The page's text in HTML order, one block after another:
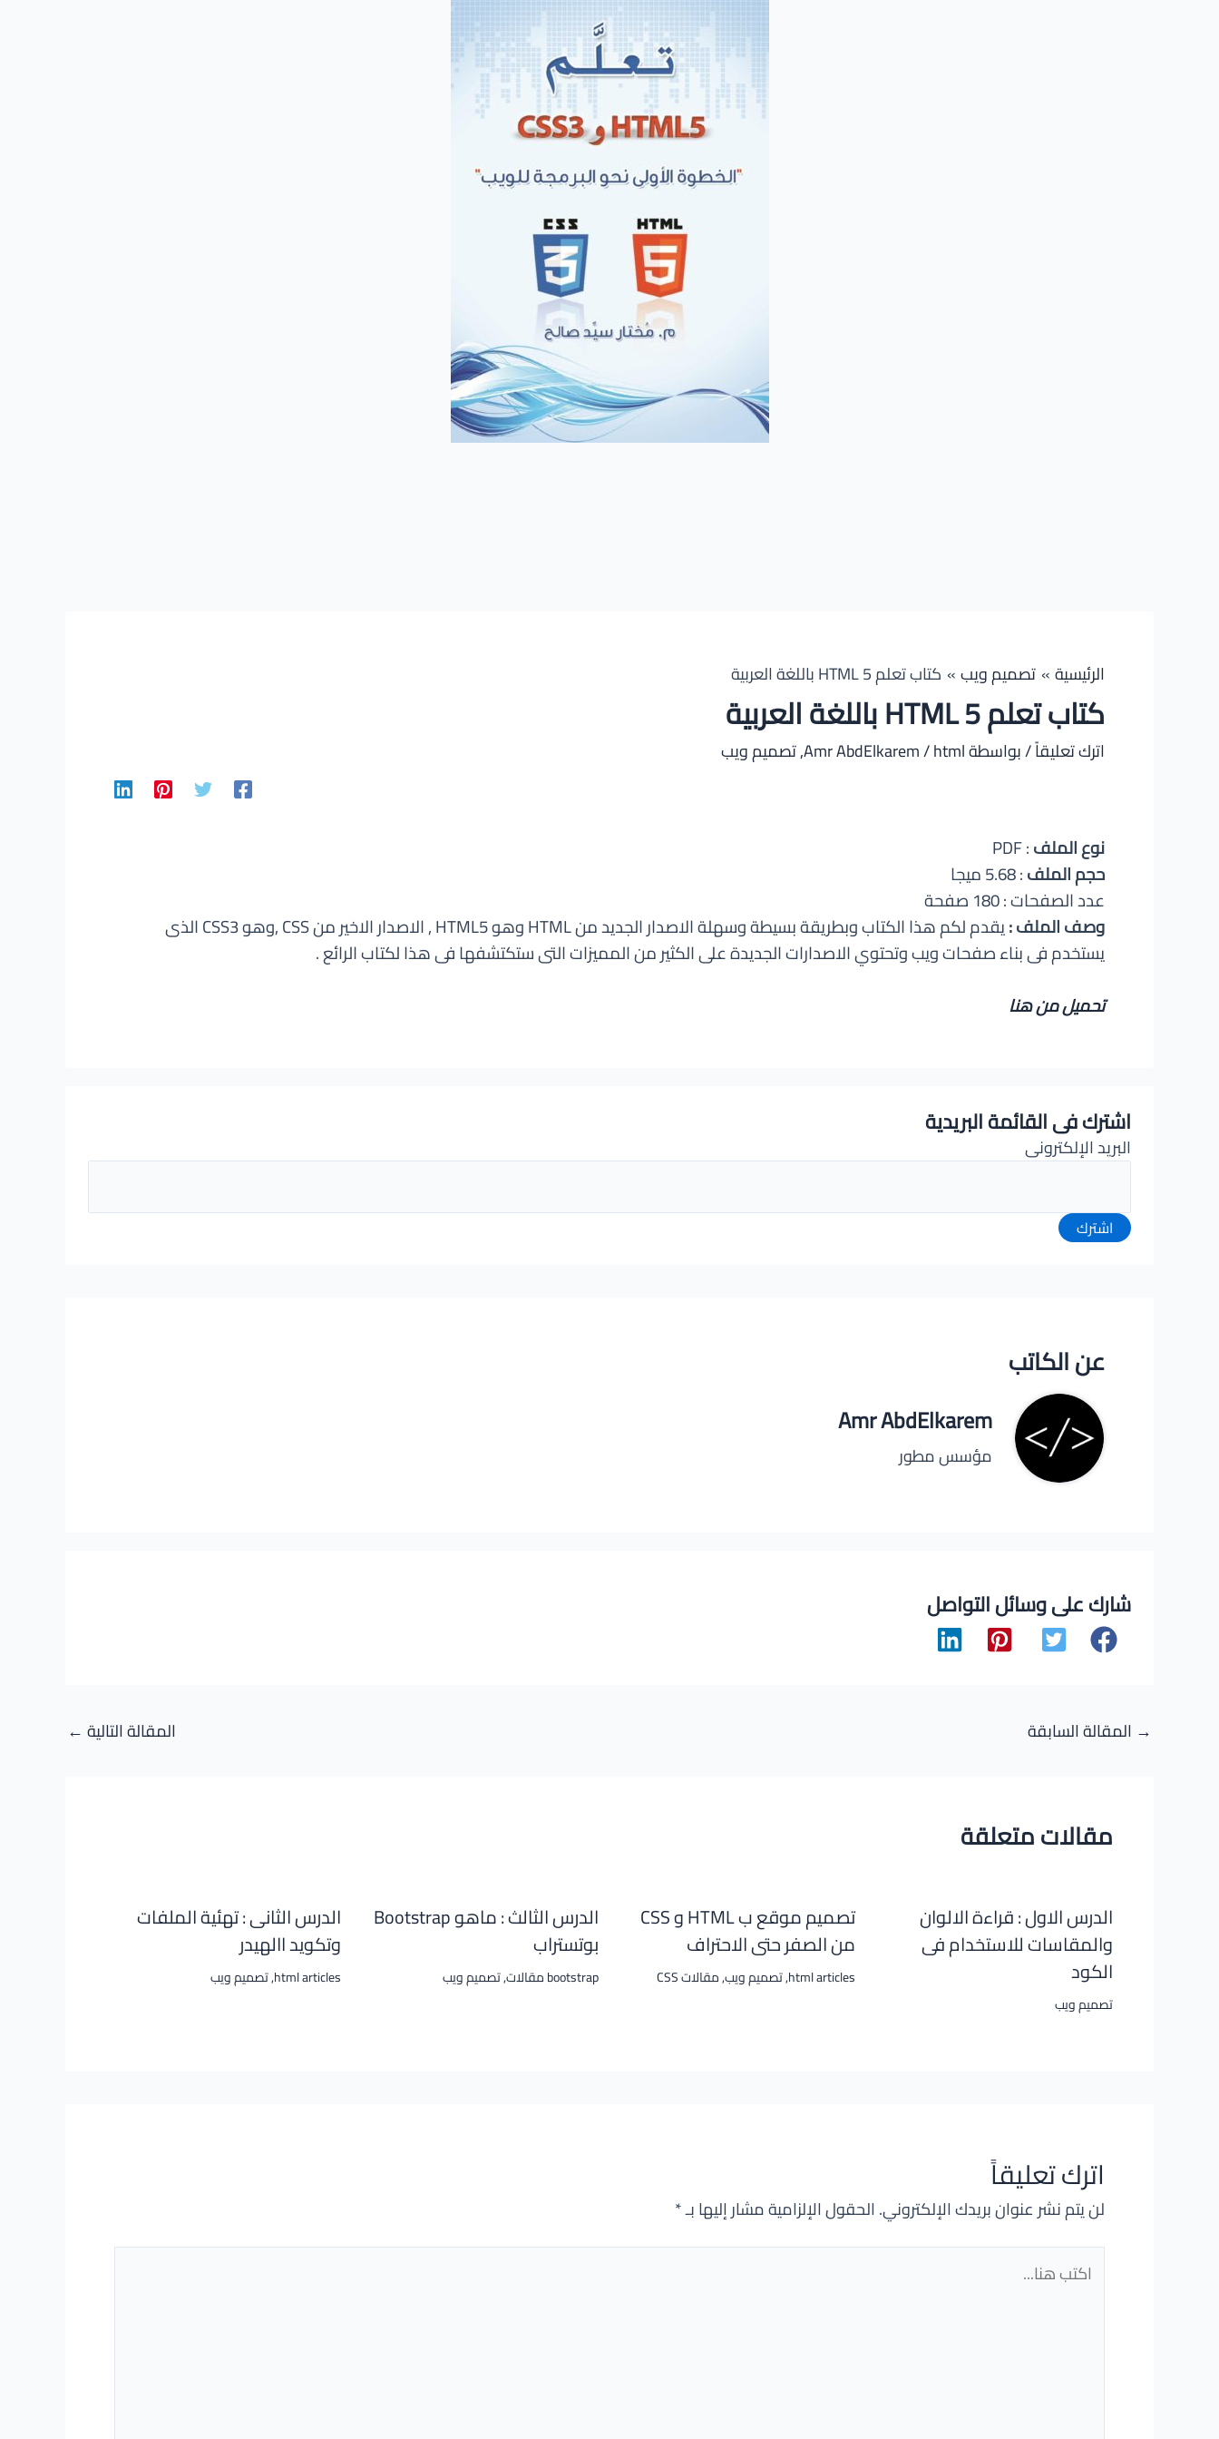
الرئيسية تصميم ويب كتاب تعلم HTML 5 باللغة العربية
كتاب تعلم HTML 5 باللغة العربية
اترك تعليقاً/ بواسطة Amr AbdElkarem/html
,تصميم ويب
نوع الملف: PDF
حجم الملف: 5.68 ميجا
عدد الصفحات : 180 صفحة
وصف الملف :
يقدم لكم هذا الكتاب وبطريقة بسيطة وسهلة الاصدار الجديد من HTML وهو HTML5 , الاصدار الاخير من CSS ,وهو CSS3 الذى
يستخدم فى بناء صفحات ويب وتحتوي الاصدارات الجديدة على الكثير من المميزات التى ستكتشفها فى هذا لكتاب الرائع .
تحميل من هنا
اشترك فى القائمة البريدية
البريد الإلكترونى
اشترك
عن الكاتب
Amr AbdElkarem
مؤسس مطور
شارك على وسائل التواصل
Post
→ المقالة السابقة المقالة التالية ←
مقالات متعلقة
الدرس الاول : قراءة الالوان
والمقاسات للاستخدام فى
الكود
تصميم ويب
تصميم موقع ب HTML و CSS
من الصفر حتى الاحتراف
html articles
,تصميم ويب,مقالات CSS
الدرس الثالث : ماهو Bootstrap
بوتستراب
bootstrap مقالات ,تصميم ويب
الدرس الثانى : تهئية الملفات
وتكويد االهيدر
html articles
,تصميم ويب
اترك تعليقاً
لن يتم نشر عنوان بريدك الإلكتروني. الحقول الإلزامية مشار إليها بـ*
هنا...